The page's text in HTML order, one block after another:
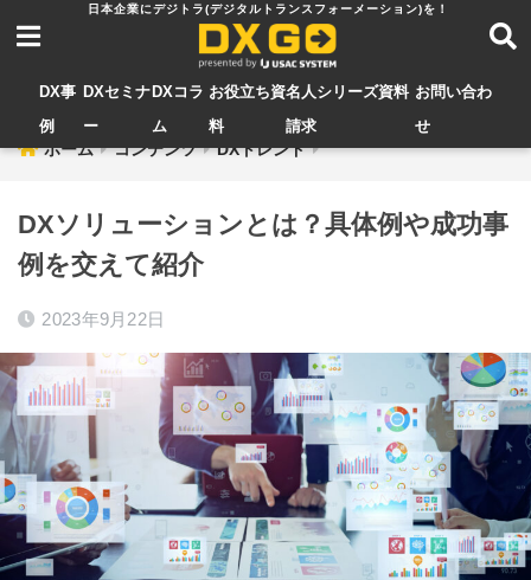
DX事
例
DXセミナ
ー
DXコラ
ム
お役立ち資
料
名人シリーズ資料
請求
お問い合わ
せ
ホーム コンテンツ DXトレンド
DXソリューションとは？具体例や成功事
例を交えて紹介
2023年9月22日